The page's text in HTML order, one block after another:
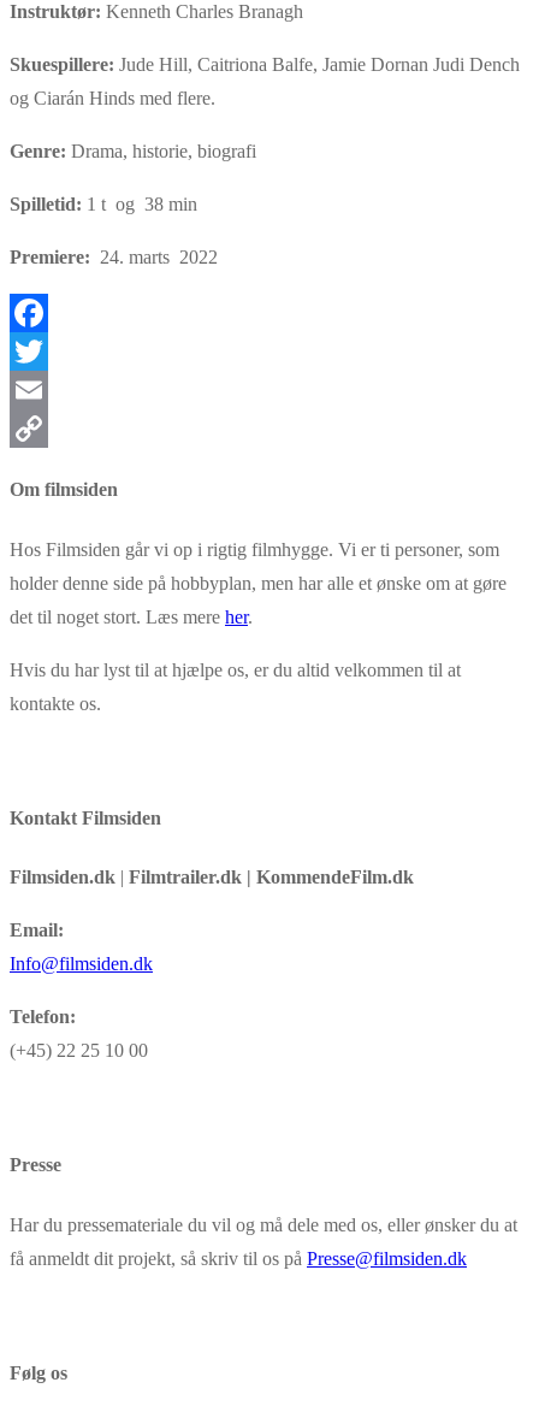
Instruktør: Kenneth Charles Branagh
Skuespillere: Jude Hill, Caitriona Balfe, Jamie Dornan Judi Dench
og Ciarán Hinds med flere.
Genre: Drama, historie, biografi
Spilletid: 1 t og 38 min
Premiere: 24. marts 2022
Facebook
Twitter
Email
Om filmsiden
Hos Filmsiden går vi op i rigtig filmhygge. Vi er ti personer, som
holder denne side på hobbyplan, men har alle et ønske om at gøre
det til noget stort. Læs mere her.
Hvis du har lyst til at hjælpe os, er du altid velkommen til at
kontakte os.
Kontakt Filmsiden
Filmsiden.dk | Filmtrailer.dk | KommendeFilm.dk
Email:
Info@filmsiden.dk
Telefon:
(+45) 22 25 10 00
Presse
Har du pressemateriale du vil og må dele med os, eller ønsker du at
få anmeldt dit projekt, så skriv til os på Presse@filmsiden.dk
Følg os